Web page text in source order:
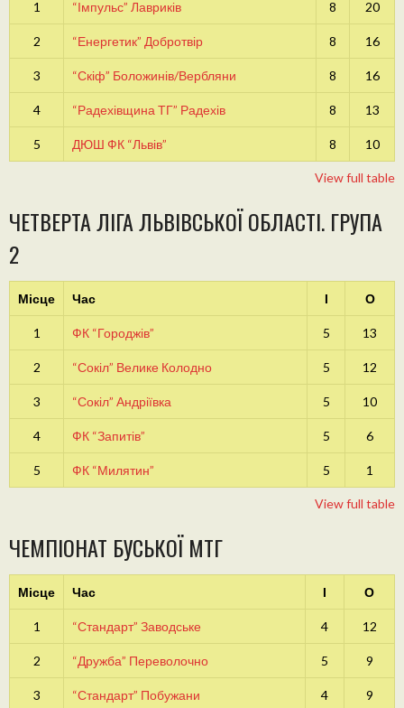
1 “Імпульс” Лавриків 8 20
2 “Енергетик” Добротвір 8 16
3 “Скіф” Боложинів/Вербляни 8 16
4 “Радехівщина ТГ” Радехів 8 13
5 ДЮШ ФК “Львів” 8 10
View full table
ЧЕТВЕРТА ЛІГА ЛЬВІВСЬКОЇ ОБЛАСТІ. ГРУПА
2
Місце Час І О
1 ФК “Городжів” 5 13
2 “Сокіл” Велике Колодно 5 12
3 “Сокіл” Андріївка 5 10
4 ФК “Запитів” 5 6
5 ФК “Милятин” 5 1
View full table
ЧЕМПІОНАТ БУСЬКОЇ МТГ
Місце Час І О
1 “Стандарт” Заводське 4 12
2 “Дружба” Переволочно 5 9
3 “Стандарт” Побужани 4 9